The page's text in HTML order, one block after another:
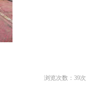
浏览次数： 39次